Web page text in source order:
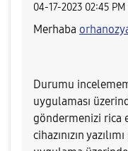
‎04-17-2023 02:45 PM
Merhaba
Durumu
uygulaması
göndermenizi rica
cihazınızın